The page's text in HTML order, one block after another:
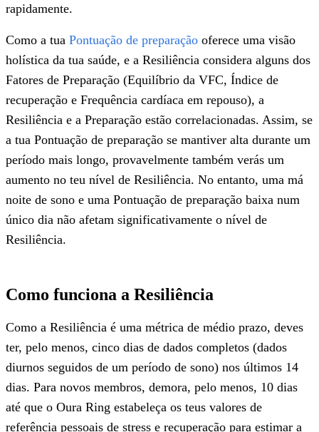
rapidamente.
Como a tua Pontuação de preparação oferece uma visão
holística da tua saúde, e a Resiliência considera alguns dos
Fatores de Preparação (Equilíbrio da VFC, Índice de
recuperação e Frequência cardíaca em repouso), a
Resiliência e a Preparação estão correlacionadas. Assim, se
a tua Pontuação de preparação se mantiver alta durante um
período mais longo, provavelmente também verás um
aumento no teu nível de Resiliência. No entanto, uma má
noite de sono e uma Pontuação de preparação baixa num
único dia não afetam significativamente o nível de
Resiliência.
Como funciona a Resiliência
Como a Resiliência é uma métrica de médio prazo, deves
ter, pelo menos, cinco dias de dados completos (dados
diurnos seguidos de um período de sono) nos últimos 14
dias. Para novos membros, demora, pelo menos, 10 dias
até que o Oura Ring estabeleça os teus valores de
referência pessoais de stress e recuperação para estimar a